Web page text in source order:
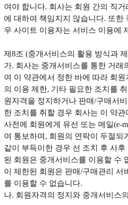
여야 합니다. 회사는 회원 간의 직거
에 대하여 책임지지 않습니다. 또한
우 사이트 이용자는 서비스 이용에
제8조 (중개서비스의 활용 방식과
가. 회사는 중개서비스를 통한 거래
여 이 약관에서 정한 바에 따라 회
의 이용 제한, 기타 필요한 조치를
원자격을 정지하거나 판매/구매서
한 조치를 취할 경우 회사는 이 약
사전에 회원에게 유선 또는 메일(e-
여 통보하며, 회원의 연락이 두절되
같이 부득이한 경우 선 조치 후 사후
된 회원은 중개서비스를 이용할 수
이 제한된 회원은 판매/구매관리 서
를 이용할 수 없습니다.
나. 회원자격의 정지와 중개서비스